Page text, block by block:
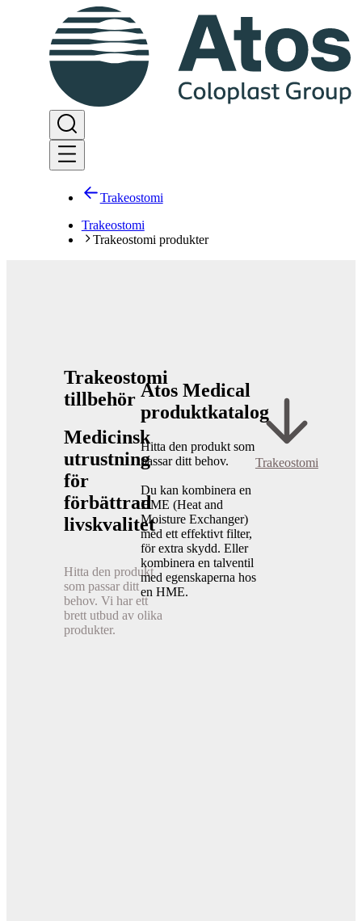
Trakeostomi
Trakeostomi
Trakeostomi produkter
Trakeostomi
tillbehör
Medicinsk
utrustning
för
förbättrad
livskvalitet
Hitta den produkt
som passar ditt
behov. Vi har ett
brett utbud av olika
produkter.
Atos Medical
produktkatalog
Hitta den produkt som
passar ditt behov.
Du kan kombinera en
HME (Heat and
Moisture Exchanger)
med ett effektivt filter,
för extra skydd. Eller
kombinera en talventil
med egenskaperna hos
en HME.
Trakeostomi